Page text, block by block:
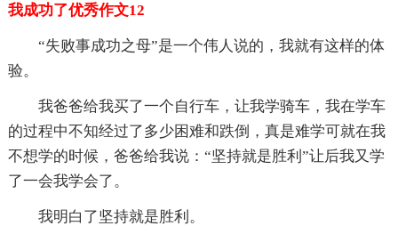
我成功了优秀作文12
“失败事成功之母”是一个伟人说的，我就有这样的体
验。
我爸爸给我买了一个自行车，让我学骑车，我在学车
的过程中不知经过了多少困难和跌倒，真是难学可就在我
不想学的时候，爸爸给我说：“坚持就是胜利”让后我又学
了一会我学会了。
我明白了坚持就是胜利。